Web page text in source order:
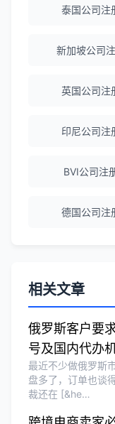
陈经理
海外公司
越南公司
Michael
泰国公
刘总
泰国BOI
泰国公司注
新加坡公司
英国公司注
印尼公司注
BVI公司注
德国公司注
相关文章
俄罗斯客户要
号及国内代办
最近不少做俄罗斯
盘多了，订单也谈
裁还在 [&he…